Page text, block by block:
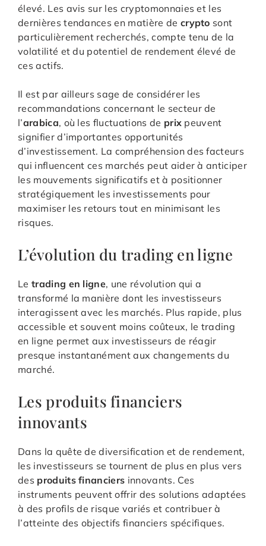
élevé. Les avis sur les cryptomonnaies et les
dernières tendances en matière de crypto sont
particulièrement recherchés, compte tenu de la
volatilité et du potentiel de rendement élevé de
ces actifs.
Il est par ailleurs sage de considérer les
recommandations concernant le secteur de
l’arabica, où les fluctuations de prix peuvent
signifier d’importantes opportunités
d’investissement. La compréhension des facteurs
qui influencent ces marchés peut aider à anticiper
les mouvements significatifs et à positionner
stratégiquement les investissements pour
maximiser les retours tout en minimisant les
risques.
L’évolution du trading en ligne
Le trading en ligne, une révolution qui a
transformé la manière dont les investisseurs
interagissent avec les marchés. Plus rapide, plus
accessible et souvent moins coûteux, le trading
en ligne permet aux investisseurs de réagir
presque instantanément aux changements du
marché.
Les produits financiers
innovants
Dans la quête de diversification et de rendement,
les investisseurs se tournent de plus en plus vers
des produits financiers innovants. Ces
instruments peuvent offrir des solutions adaptées
à des profils de risque variés et contribuer à
l’atteinte des objectifs financiers spécifiques.